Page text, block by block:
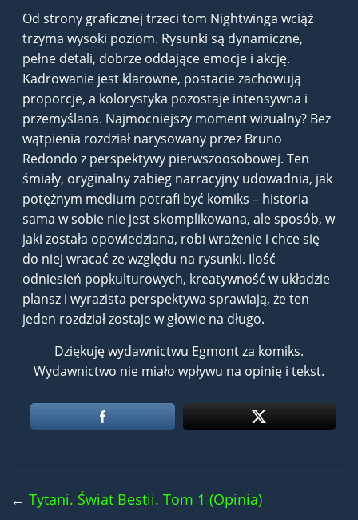
Od strony graficznej trzeci tom Nightwinga wciąż
trzyma wysoki poziom. Rysunki są dynamiczne,
pełne detali, dobrze oddające emocje i akcję.
Kadrowanie jest klarowne, postacie zachowują
proporcje, a kolorystyka pozostaje intensywna i
przemyślana. Najmocniejszy moment wizualny? Bez
wątpienia rozdział narysowany przez Bruno
Redondo z perspektywy pierwszoosobowej. Ten
śmiały, oryginalny zabieg narracyjny udowadnia, jak
potężnym medium potrafi być komiks – historia
sama w sobie nie jest skomplikowana, ale sposób, w
jaki została opowiedziana, robi wrażenie i chce się
do niej wracać ze względu na rysunki. Ilość
odniesień popkulturowych, kreatywność w układzie
plansz i wyrazista perspektywa sprawiają, że ten
jeden rozdział zostaje w głowie na długo.
Dziękuję wydawnictwu Egmont za komiks.
Wydawnictwo nie miało wpływu na opinię i tekst.
← Tytani. Świat Bestii. Tom 1 (Opinia)